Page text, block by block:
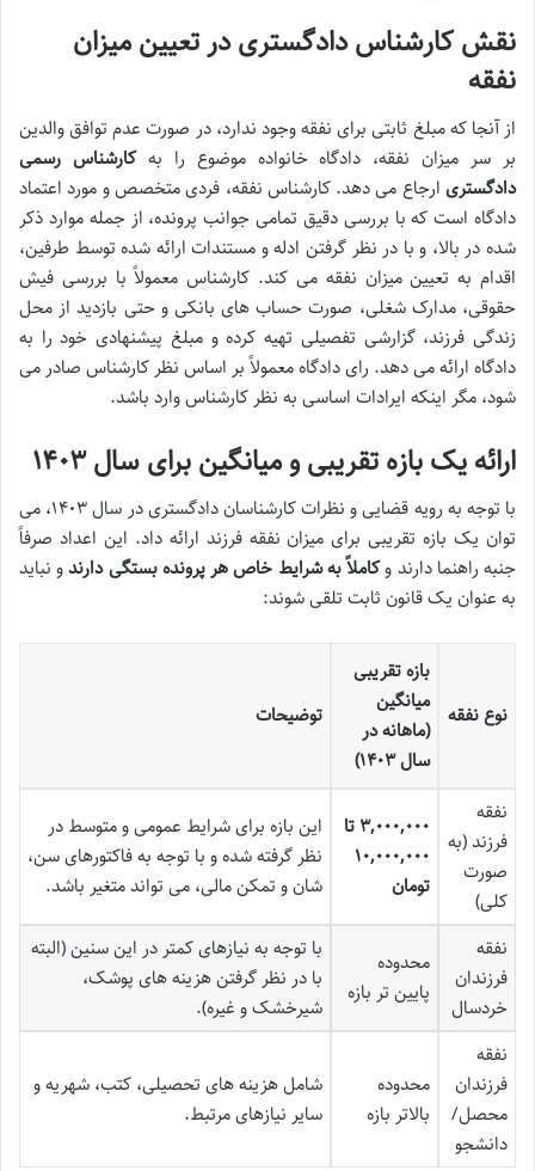
نقش کارشناس دادگستری در تعیین میزان
نفقه
از آنجا که مبلغ ثابتی برای نفقه وجود ندارد، در صورت عدم توافق والدین
بر سر میزان نفقه، دادگاه خانواده موضوع را بهکارشناس رسمی
دادگستری ارجاع می دهد. کارشناس نفقه، فردی متخصص و مورد اعتماد
دادگاه است که با بررسی دقیق تمامی جوانب پرونده، از جمله موارد ذکر
شده در بالا، و با در نظر گرفتن ادله و مستندات ارائه شده توسط طرفین،
اقدام به تعیین میزان نفقه می کند. کارشناس معمولاً با بررسی فیش
حقوقی، مدارک شغلی، صورت حساب های بانکی و حتی بازدید از محل
زندگی فرزند، گزارشی تفصیلی تهیه کرده و مبلغ پیشنهادی خود را به
دادگاه ارائه می دهد. رای دادگاه معمولاً بر اساس نظر کارشناس صادر می
شود، مگر اینکه ایرادات اساسی به نظر کارشناس وارد باشد.
ارائه یک بازه تقریبی و میانگین برای سال ۱۴۰۳
با توجه به رویه قضایی و نظرات کارشناسان دادگستری در سال ۱۴۰۳، می
توان یک بازه تقریبی برای میزان نفقه فرزند ارائه داد. این اعداد صرفاً
جنبه راهنما دارند وکاملاً به شرایط خاص هر پرونده بستگی دارندو نباید
به عنوان یک قانون ثابت تلقی شوند:
نوع نفقه
بازه تقریبی
میانگین
(ماهانه در
سال ۱۴۰۳)
توضیحات
نفقه
فرزند (به
صورت
کلی)
۳,۰۰۰,۰۰۰ تا
۱۰,۰۰۰,۰۰۰
تومان
این بازه برای شرایط عمومی و متوسط در
نظر گرفته شده و با توجه به فاکتورهای سن،
شان و تمکن مالی، می تواند متغیر باشد.
نفقه
فرزندان
خردسال
محدوده
پایین تر بازه
با توجه به نیازهای کمتر در این سنین (البته
با در نظر گرفتن هزینه های پوشک،
شیرخشک و غیره).
نفقه
فرزندان
محصل/
دانشجو
محدوده
بالاتر بازه
شامل هزینه های تحصیلی، کتب، شهریه و
سایر نیازهای مرتبط.